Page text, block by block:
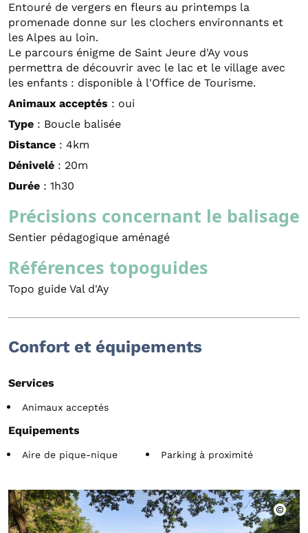
Entouré de vergers en fleurs au printemps la
promenade donne sur les clochers environnants et
les Alpes au loin.
Le parcours énigme de Saint Jeure d'Ay vous
permettra de découvrir avec le lac et le village avec
les enfants : disponible à l'Office de Tourisme.
Animaux acceptés : oui
Type : Boucle balisée
Distance : 4km
Dénivelé : 20m
Durée : 1h30
Précisions concernant le balisage
Sentier pédagogique aménagé
Références topoguides
Topo guide Val d'Ay
Confort et équipements
Services
Animaux acceptés
Equipements
Aire de pique-nique Parking à proximité